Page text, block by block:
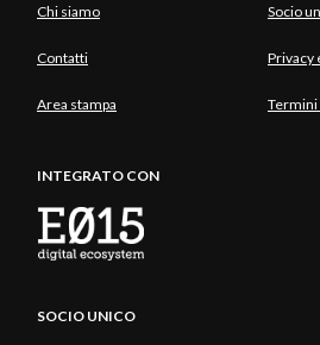
Chi siamo Socio
Contatti Privacy
Area stampa Termini
INTEGRATO CON
SOCIO UNICO